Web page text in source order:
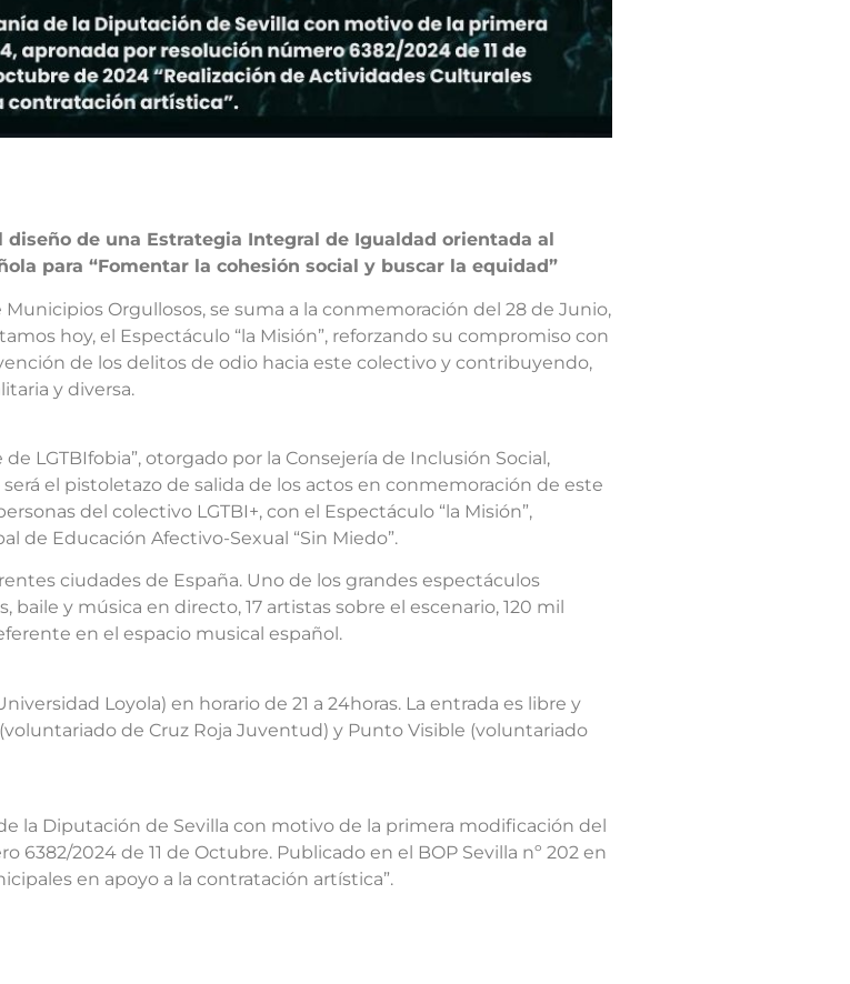
de una Estrategia Integral de Igualdad orientada al
para “Fomentar la cohesión social y buscar la equidad”
Orgullosos, se suma a la conmemoración del 28 de Junio,
hoy, el Espectáculo “la Misión”, reforzando su compromiso con
de los delitos de odio hacia este colectivo y contribuyendo,
y diversa.
LGTBIfobia”, otorgado por la Consejería de Inclusión Social,
el pistoletazo de salida de los actos en conmemoración de este
del colectivo LGTBI+, con el Espectáculo “la Misión”,
de Educación Afectivo-Sexual “Sin Miedo”.
ciudades de España. Uno de los grandes espectáculos
y música en directo, 17 artistas sobre el escenario, 120 mil
en el espacio musical español.
Loyola) en horario de 21 a 24horas. La entrada es libre y
de Cruz Roja Juventud) y Punto Visible (voluntariado
la Diputación de Sevilla con motivo de la primera modificación del
2024 de 11 de Octubre. Publicado en el BOP Sevilla nº 202 en
en apoyo a la contratación artística”.